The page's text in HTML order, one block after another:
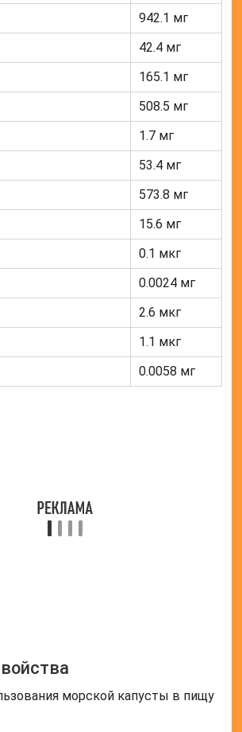
942.1 мг
42.4 мг
165.1 мг
508.5 мг
1.7 мг
53.4 мг
573.8 мг
15.6 мг
0.1 мкг
0.0024 мг
2.6 мкг
1.1 мкг
0.0058 мг
веществ из организма человека;
функционирования
холестериновых отложений;
защитных сил;